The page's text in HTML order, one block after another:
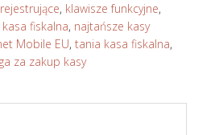
, klawisze funkcyjne,
fiskalna, najtańsze kasy
Mobile EU, tania kasa fiskalna,
za zakup kasy